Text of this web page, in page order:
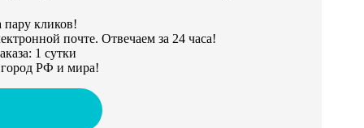
пару кликов!
почте. Отвечаем за 24 часа!
1 сутки
РФ и мира!